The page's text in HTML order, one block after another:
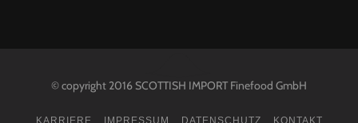
© copyright 2016 SCOTTISH IMPORT Finefood GmbH
KARRIERE IMPRESSUM DATENSCHUTZ KONTAKT